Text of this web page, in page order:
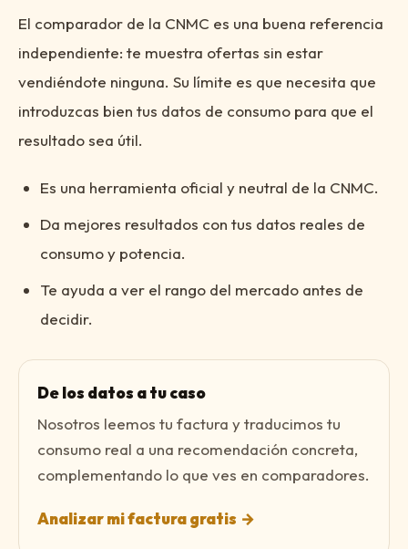
El comparador de la CNMC es una buena referencia
independiente: te muestra ofertas sin estar
vendiéndote ninguna. Su límite es que necesita que
introduzcas bien tus datos de consumo para que el
resultado sea útil.
Es una herramienta oficial y neutral de la CNMC.
Da mejores resultados con tus datos reales de
consumo y potencia.
Te ayuda a ver el rango del mercado antes de
decidir.
De los datos a tu caso
Nosotros leemos tu factura y traducimos tu
consumo real a una recomendación concreta,
complementando lo que ves en comparadores.
Analizar mi factura gratis →